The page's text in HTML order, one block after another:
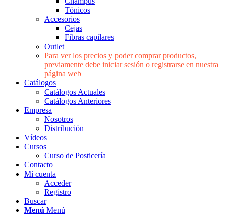
Tónicos
Accesorios
Cejas
Fibras capilares
Outlet
Para ver los precios y poder comprar productos,
previamente debe iniciar sesión o registrarse en nuestra
página web
Catálogos
Catálogos Actuales
Catálogos Anteriores
Empresa
Nosotros
Distribución
Vídeos
Cursos
Curso de Posticería
Contacto
Mi cuenta
Acceder
Registro
Buscar
Menú Menú